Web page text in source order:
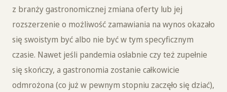
z branży gastronomicznej zmiana oferty lub jej
rozszerzenie o możliwość zamawiania na wynos okazało
się swoistym być albo nie być w tym specyficznym
czasie. Nawet jeśli pandemia osłabnie czy też zupełnie
się skończy, a gastronomia zostanie całkowicie
odmrożona (co już w pewnym stopniu zaczęło się dziać),